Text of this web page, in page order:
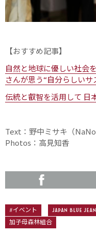
【おすすめ記事】
自然と地球に優しい社会
さんが思う“自分らしいサ
伝統と叡智を活用して 日
Text：野中ミサキ（
Photos：高見知香
#イベント JAPAN BLUE
加子母森林組合